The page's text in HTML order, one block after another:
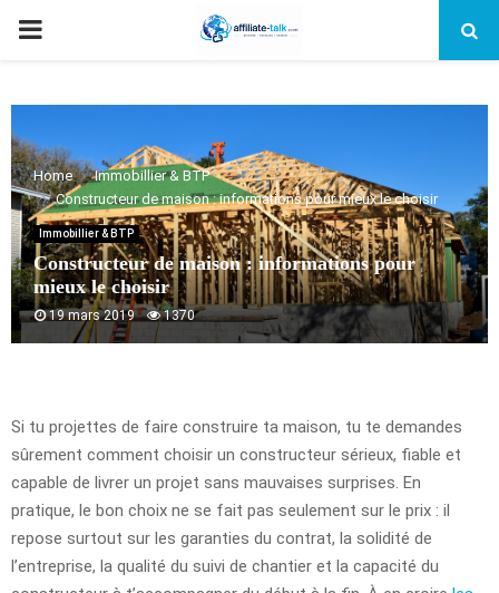
PRIMARY
Home
Immobillier & BTP
Constructeur de maison : informations pour mieux le choisir
Immobillier & BTP
Constructeur de maison : informations pour
mieux le choisir
19 mars 2019 1370
Si tu projettes de faire construire ta maison, tu te demandes
sûrement comment choisir un constructeur sérieux, fiable et
capable de livrer un projet sans mauvaises surprises. En
pratique, le bon choix ne se fait pas seulement sur le prix : il
repose surtout sur les garanties du contrat, la solidité de
l’entreprise, la qualité du suivi de chantier et la capacité du